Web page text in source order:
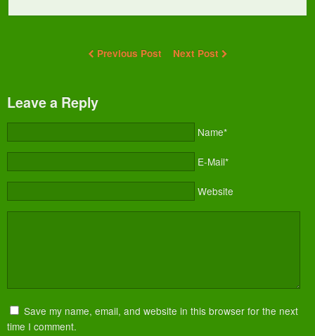
Previous Post Next Post
Leave a Reply
Name*
E-Mail*
Website
Save my name, email, and website in this browser for the next
time I comment.